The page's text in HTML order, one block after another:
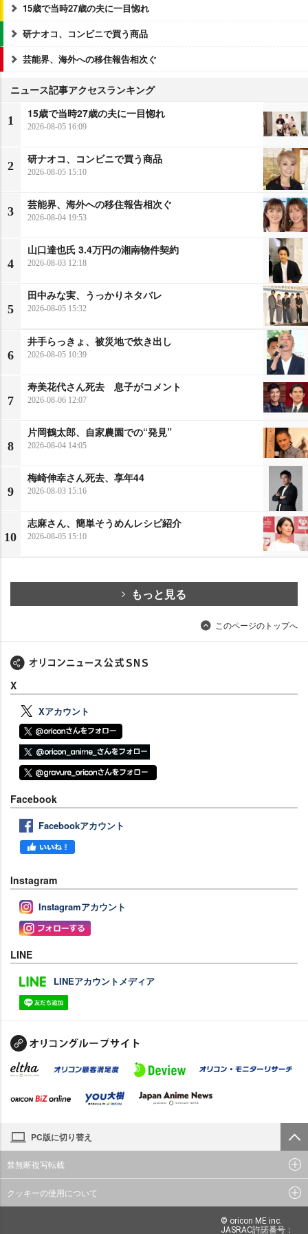
15歳で当時27歳の夫に一目惚れ
研ナオコ、コンビニで買う商品
芸能界、海外への移住報告相次ぐ
ニュース記事アクセスランキング
1
15歳で当時27歳の夫に一目惚れ
2026-08-05 16:09
2
研ナオコ、コンビニで買う商品
2026-08-05 15:10
3
芸能界、海外への移住報告相次ぐ
2026-08-04 19:53
4
山口達也氏 3.4万円の湘南物件契約
2026-08-03 12:18
5
田中みな実、うっかりネタバレ
2026-08-05 15:32
6
井手らっきょ、被災地で炊き出し
2026-08-05 10:39
7
寿美花代さん死去 息子がコメント
2026-08-06 12:07
8
片岡鶴太郎、自家農園での“発見”
2026-08-04 14:05
9
梅崎伸幸さん死去、享年44
2026-08-03 15:16
10
志麻さん、簡単そうめんレシピ紹介
2026-08-05 15:10
もっと見る
このページのトップへ
X
Xアカウント
Facebook
Facebookアカウント
Instagram
Instagramアカウント
LINE
LINEアカウントメディア
PC版に切り替え
禁無断複写転載
クッキーの使用について
© oricon ME inc.
JASRAC許諾番号：